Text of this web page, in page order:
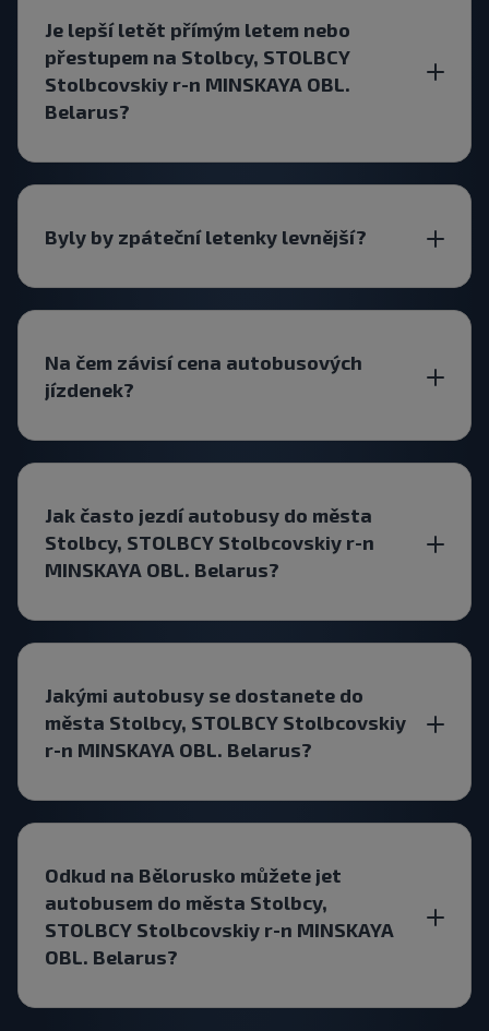
Je lepší letět přímým letem nebo
přestupem na Stolbcy, STOLBCY
Stolbcovskiy r-n MINSKAYA OBL.
Belarus?
Byly by zpáteční letenky levnější?
Na čem závisí cena autobusových
jízdenek?
Jak často jezdí autobusy do města
Stolbcy, STOLBCY Stolbcovskiy r-n
MINSKAYA OBL. Belarus?
Jakými autobusy se dostanete do
města Stolbcy, STOLBCY Stolbcovskiy
r-n MINSKAYA OBL. Belarus?
Odkud na Bělorusko můžete jet
autobusem do města Stolbcy,
STOLBCY Stolbcovskiy r-n MINSKAYA
OBL. Belarus?